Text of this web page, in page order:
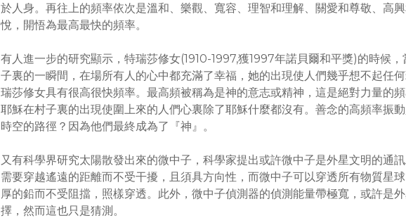
於人身。再往上的頻率依次是溫和、樂觀、寬容、理智和理解、關愛和尊敬、高
悅，開悟為最高最快的頻率。
有人進一步的研究顯示，特瑞莎修女(1910-1997,獲1997年諾貝爾和平獎)的時候
子裏的一瞬間，在場所有人的心中都充滿了幸福，她的出現使人們幾乎想不起任
瑞莎修女具有很高很快頻率。最高頻被稱為是神的意志或精神，這是絕對力量的
耶穌在村子裏的出現使圍上來的人們心裏除了耶穌什麼都沒有。善念的高頻率振
時空的路徑？因為他們最終成為了『神』。
又有科學界研究太陽散發出來的微中子，科學家提出或許微中子是外星文明的通
需要穿越遙遠的距離而不受干擾，且須具方向性，而微中子可以穿透所有物質星
厚的鉛而不受阻擋，照樣穿透。此外，微中子偵測器的偵測能量帶極寬，或許是
擇，然而這也只是猜測。